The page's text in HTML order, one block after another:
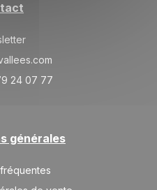
24 07 77
générales